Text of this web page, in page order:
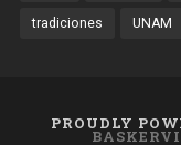
tradiciones UNAM
PROUDLY